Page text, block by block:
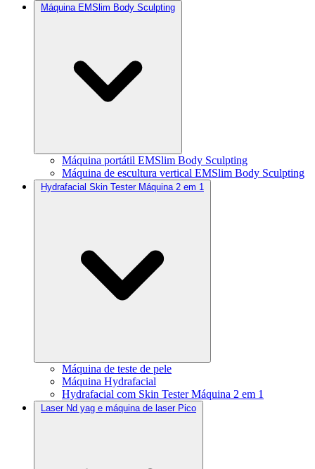
Máquina EMSlim Body Sculpting
Máquina portátil EMSlim Body Sculpting
Máquina de escultura vertical EMSlim Body Sculpting
Hydrafacial Skin Tester Máquina 2 em 1
Máquina de teste de pele
Máquina Hydrafacial
Hydrafacial com Skin Tester Máquina 2 em 1
Laser Nd yag e máquina de laser Pico